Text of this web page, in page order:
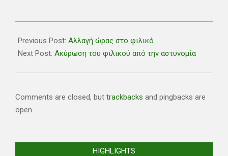
08-
06
Previous Post: Αλλαγή ώρας στο φιλικό
Next Post: Ακύρωση του φιλικού από την αστυνομία
Comments are closed, but trackbacks and pingbacks are
open.
HIGHLIGHTS